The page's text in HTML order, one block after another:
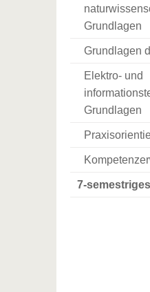
Grundlagen
Grundlagen
Elektro- und
Grundlagen
7-